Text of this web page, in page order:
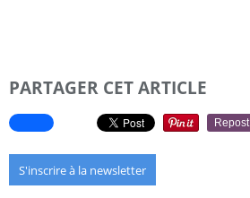
PARTAGER CET ARTICLE
Repost
S'inscrire à la newsletter